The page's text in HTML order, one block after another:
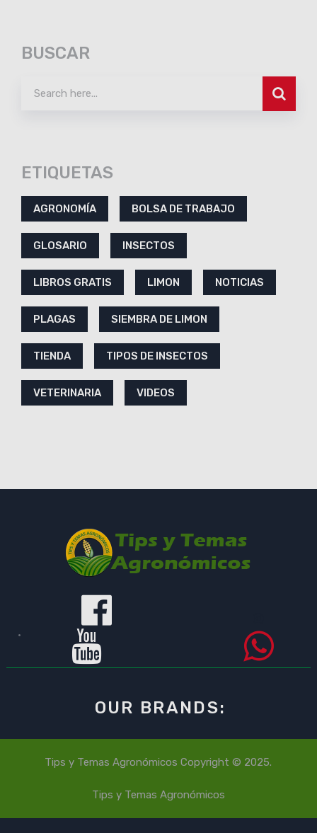
BUSCAR
ETIQUETAS
AGRONOMÍA BOLSA DE TRABAJO
GLOSARIO INSECTOS
LIBROS GRATIS LIMON NOTICIAS
PLAGAS SIEMBRA DE LIMON
TIENDA TIPOS DE INSECTOS
VETERINARIA VIDEOS
OUR BRANDS:
Tips y Temas Agronómicos Copyright © 2025.
Tips y Temas Agronómicos